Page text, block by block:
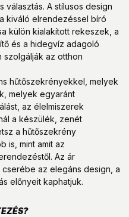
A stílusos design
kiváló elrendezéssel bíró
külön kialakított rekeszek, a
és a hidegvíz adagoló
szolgálják az otthon
hűtőszekrényekkel, melyek
melyek egyaránt
az élelmiszerek
a készülék, zenét
a hűtőszekrény
is, mint amit az
Az ár
az elegáns design, a
előnyeit kaphatjuk.